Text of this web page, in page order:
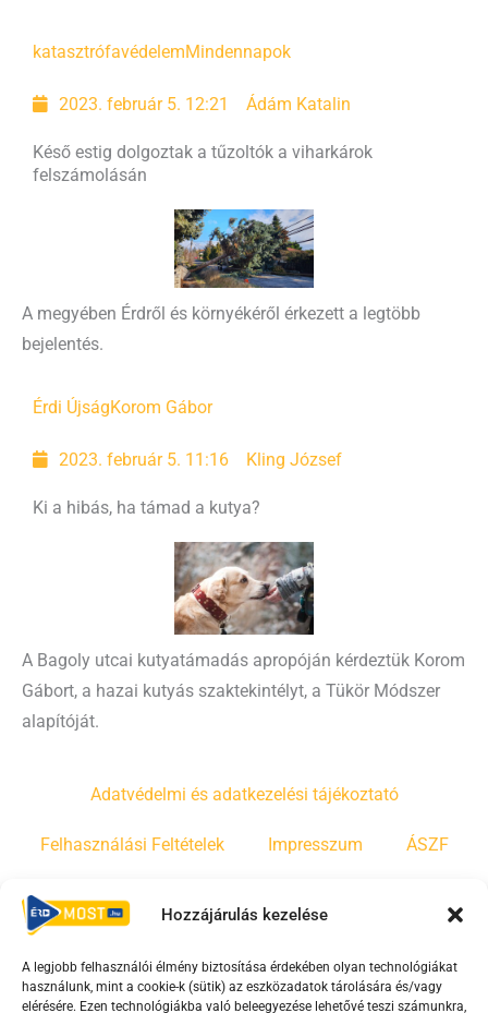
Hozzájárulás kezelése
A legjobb felhasználói élmény biztosítása érdekében olyan technológiákat
használunk, mint a cookie-k (sütik) az eszközadatok tárolására és/vagy
elérésére. Ezen technológiákba való beleegyezése lehetővé teszi számunkra,
katasztrófavédelemMindennapok
2023. február 5. 12:21 Ádám Katalin
Késő estig dolgoztak a tűzoltók a viharkárok
felszámolásán
A megyében Érdről és környékéről érkezett a legtöbb
bejelentés.
Érdi ÚjságKorom Gábor
2023. február 5. 11:16 Kling József
Ki a hibás, ha támad a kutya?
A Bagoly utcai kutyatámadás apropóján kérdeztük Korom
Gábort, a hazai kutyás szaktekintélyt, a Tükör Módszer
alapítóját.
Adatvédelmi és adatkezelési tájékoztató
Felhasználási Feltételek Impresszum ÁSZF
F
a
Y
o
T
i